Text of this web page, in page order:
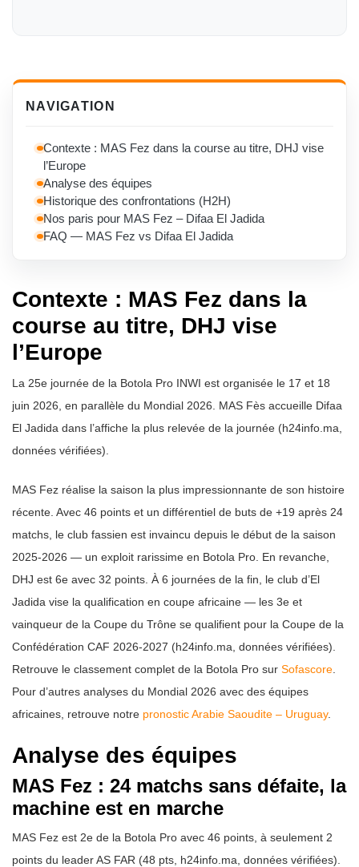
NAVIGATION
Contexte : MAS Fez dans la course au titre, DHJ vise
l’Europe
Analyse des équipes
Historique des confrontations (H2H)
Nos paris pour MAS Fez – Difaa El Jadida
FAQ — MAS Fez vs Difaa El Jadida
Contexte : MAS Fez dans la
course au titre, DHJ vise
l’Europe
La 25e journée de la Botola Pro INWI est organisée le 17 et 18
juin 2026, en parallèle du Mondial 2026. MAS Fès accueille Difaa
El Jadida dans l’affiche la plus relevée de la journée (h24info.ma,
données vérifiées).
MAS Fez réalise la saison la plus impressionnante de son histoire
récente. Avec 46 points et un différentiel de buts de +19 après 24
matchs, le club fassien est invaincu depuis le début de la saison
2025-2026 — un exploit rarissime en Botola Pro. En revanche,
DHJ est 6e avec 32 points. À 6 journées de la fin, le club d’El
Jadida vise la qualification en coupe africaine — les 3e et
vainqueur de la Coupe du Trône se qualifient pour la Coupe de la
Confédération CAF 2026-2027 (h24info.ma, données vérifiées).
Retrouve le classement complet de la Botola Pro sur Sofascore
Pour d’autres analyses du Mondial 2026 avec des équipes
africaines, retrouve notre pronostic Arabie Saoudite – Uruguay.
Analyse des équipes
MAS Fez : 24 matchs sans défaite, la
machine est en marche
MAS Fez est 2e de la Botola Pro avec 46 points, à seulement 2
points du leader AS FAR (48 pts, h24info.ma, données vérifiées).